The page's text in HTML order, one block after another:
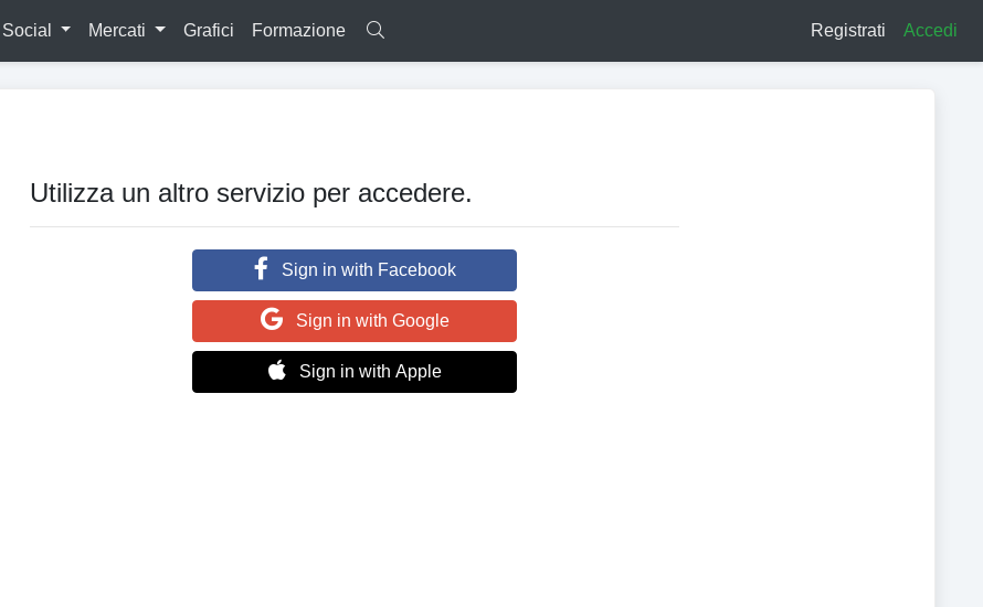
Social Mercati Grafici Formazione Registrati Accedi
Utilizza un altro servizio per accedere.
Sign in with Facebook
Sign in with Google
Sign in with Apple